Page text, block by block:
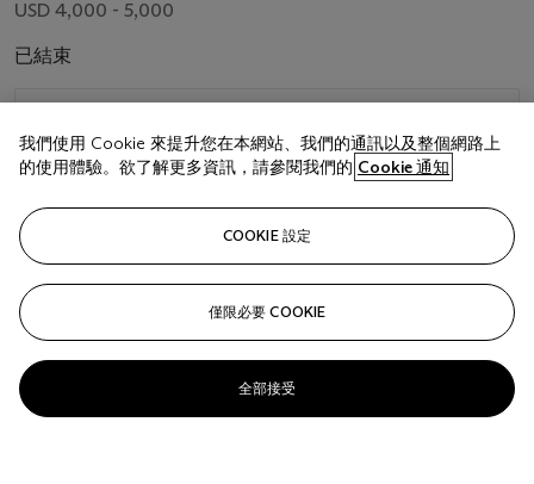
USD 4,000 - 5,000
已結束
我們使用 Cookie 來提升您在本網站、我們的通訊以及整個網路上
的使用體驗。欲了解更多資訊，請參閱我們的 Cookie 通知
COOKIE 設定
僅限必要 COOKIE
全部接受